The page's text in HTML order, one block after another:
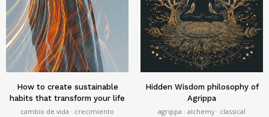
How to create sustainable
habits that transform your life
cambio de vida · crecimiento
Hidden Wisdom philosophy of
Agrippa
agrippa · alchemy · classical